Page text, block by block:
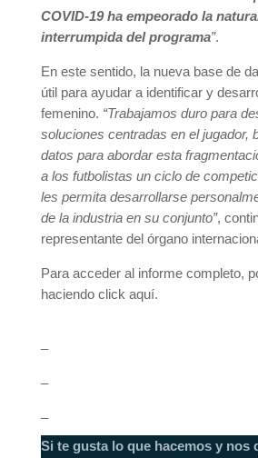
COVID-19 ha empeorado la
interrumpida del programa”.
En este sentido, la nueva base de
útil para ayudar a identificar y
femenino. “Trabajamos duro para
soluciones centradas en el jugador,
datos para abordar esta
a los futbolistas un ciclo de
les permita desarrollarse
de la industria en su conjunto”,
representante del órgano
Para acceder al informe completo,
haciendo click aquí.
Si te gusta lo que hacemos y nos